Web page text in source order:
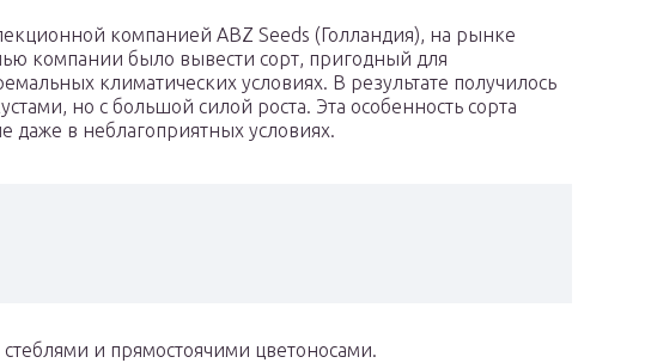
компанией ABZ Seeds (Голландия), на рынке
компании было вывести сорт, пригодный для
климатических условиях. В результате получилось
но с большой силой роста. Эта особенность сорта
даже в неблагоприятных условиях.
и прямостоячими цветоносами.